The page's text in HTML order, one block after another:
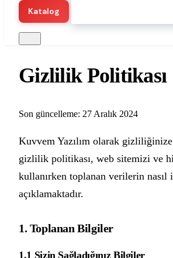
Katalog
Gizlilik Politikası
Son güncelleme: 27 Aralık 2024
Kuvvem Yazılım olarak
gizlilik politikası, web sitemizi ve
kullanırken toplanan verilerin nasıl
açıklamaktadır.
1. Toplanan Bilgiler
1.1 Sizin Sağladığınız Bilgiler